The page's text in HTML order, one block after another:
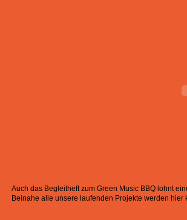
Auch das Begleitheft zum Green Music BBQ lohnt
Beinahe alle unsere laufenden Projekte werden hier